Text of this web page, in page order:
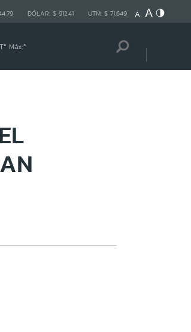
DÓLAR: $ 912,41 UTM: $ 71.649
Tª Máx:º